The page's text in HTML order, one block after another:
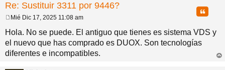
Re: Sustituir 3311 por 9446?
Citar
e
n
s
a
j
Mié Dic 17, 2025 11:08 am
Hola. No se puede. El antiguo que tienes es sistema VDS y
el nuevo que has comprado es DUOX. Son tecnologías
diferentes e incompatibles.